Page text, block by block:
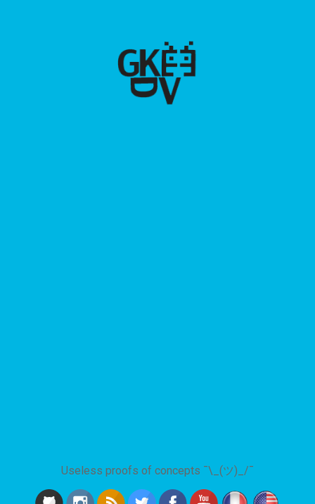
Useless proofs of concepts ¯\_(ツ)_/¯